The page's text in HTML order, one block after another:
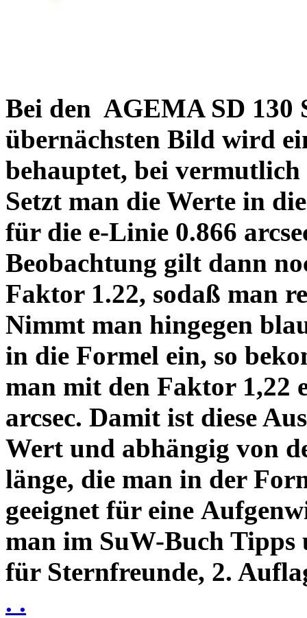
Bei den AGEMA SD 130
übernächsten Bild wird
behauptet, bei vermutlich
Setzt man die Werte in
für die e-Linie 0.866
Beobachtung gilt dann
Faktor 1.22, sodaß man
Nimmt man hingegen
in die Formel ein, so
man mit den Faktor 1,22
arcsec. Damit ist diese
Wert und abhängig von
länge, die man in der
geeignet für eine
man im SuW-Buch Tipps
für Sternfreunde, 2.
. .